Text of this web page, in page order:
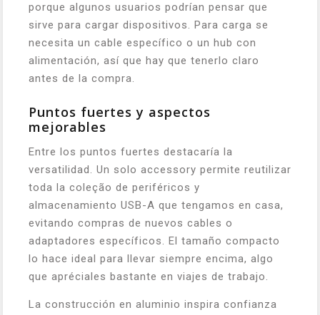
porque algunos usuarios podrían pensar que
sirve para cargar dispositivos. Para carga se
necesita un cable específico o un hub con
alimentación, así que hay que tenerlo claro
antes de la compra.
Puntos fuertes y aspectos
mejorables
Entre los puntos fuertes destacaría la
versatilidad. Un solo accessory permite reutilizar
toda la coleção de periféricos y
almacenamiento USB-A que tengamos en casa,
evitando compras de nuevos cables o
adaptadores específicos. El tamaño compacto
lo hace ideal para llevar siempre encima, algo
que apréciales bastante en viajes de trabajo.
La construcción en aluminio inspira confianza